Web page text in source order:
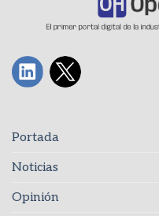
Portada
Noticias
Opinión